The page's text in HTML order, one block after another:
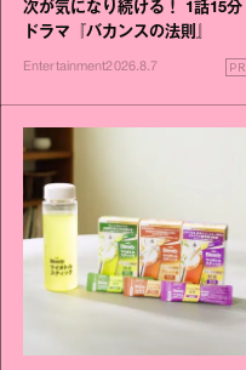
次が気になり続ける！ 1話15分
ドラマ『バカンスの法則』
Entertainment2026.8.7 PR